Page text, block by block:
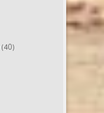
(40)